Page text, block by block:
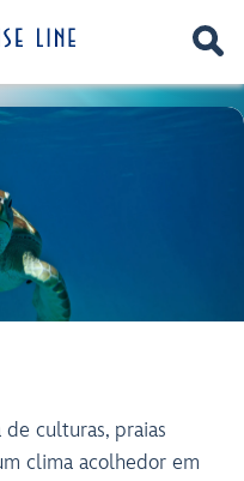
culturas, praias
clima acolhedor em